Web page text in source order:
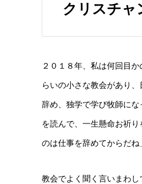
クリスチャ
２０１８年、私は何回目
らいの小さな教会があり
辞め、独学で学び牧師に
を読んで、一生懸命お祈
のは仕事を辞めてからだね
教会でよく聞く言いまわ